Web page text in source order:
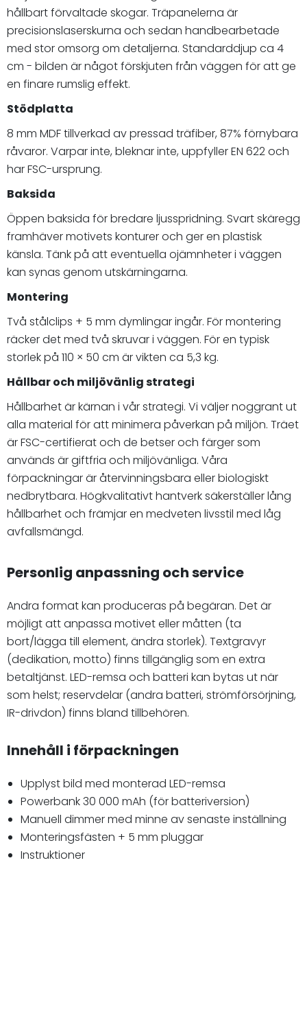
hållbart förvaltade skogar. Träpanelerna är
precisionslaserskurna och sedan handbearbetade
med stor omsorg om detaljerna. Standarddjup ca 4
cm - bilden är något förskjuten från väggen för att ge
en finare rumslig effekt.
Stödplatta
8 mm MDF tillverkad av pressad träfiber, 87% förnybara
råvaror. Varpar inte, bleknar inte, uppfyller EN 622 och
har FSC-ursprung.
Baksida
Öppen baksida för bredare ljusspridning. Svart skäregg
framhäver motivets konturer och ger en plastisk
känsla. Tänk på att eventuella ojämnheter i väggen
kan synas genom utskärningarna.
Montering
Två stålclips + 5 mm dymlingar ingår. För montering
räcker det med två skruvar i väggen. För en typisk
storlek på 110 × 50 cm är vikten ca 5,3 kg.
Hållbar och miljövänlig strategi
Hållbarhet är kärnan i vår strategi. Vi väljer noggrant ut
alla material för att minimera påverkan på miljön. Träet
är FSC-certifierat och de betser och färger som
används är giftfria och miljövänliga. Våra
förpackningar är återvinningsbara eller biologiskt
nedbrytbara. Högkvalitativt hantverk säkerställer lång
hållbarhet och främjar en medveten livsstil med låg
avfallsmängd.
Personlig anpassning och service
Andra format kan produceras på begäran. Det är
möjligt att anpassa motivet eller måtten (ta
bort/lägga till element, ändra storlek). Textgravyr
(dedikation, motto) finns tillgänglig som en extra
betaltjänst. LED-remsa och batteri kan bytas ut när
som helst; reservdelar (andra batteri, strömförsörjning,
IR-drivdon) finns bland tillbehören.
Innehåll i förpackningen
Upplyst bild med monterad LED-remsa
Powerbank 30 000 mAh (för batteriversion)
Manuell dimmer med minne av senaste inställning
Monteringsfästen + 5 mm pluggar
Instruktioner